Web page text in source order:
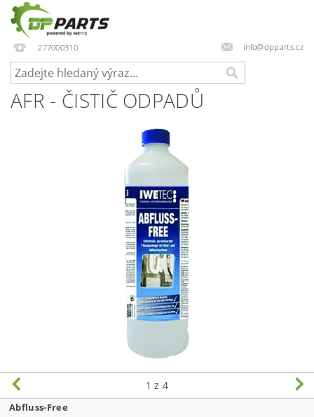
277000310 info@dpparts.cz
AFR - ČISTIČ ODPADŮ
1 z 4
Abfluss-Free